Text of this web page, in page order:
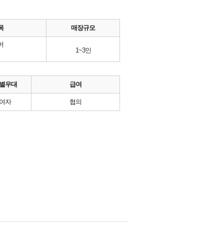
매장규모
1~3인
우대 급여
자 협의